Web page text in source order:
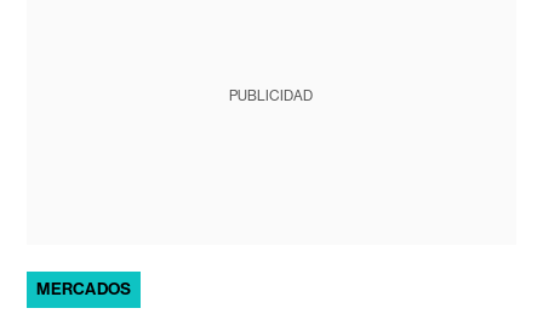
PUBLICIDAD
MERCADOS